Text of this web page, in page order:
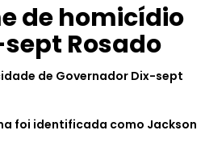
de homicídio
Rosado
de Governador Dix-sept
foi identificada como Jackson